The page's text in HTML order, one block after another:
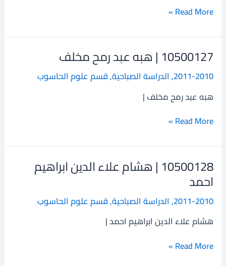
حسن
Read More »
10500127 | هبه عبد رمح مخلف
2011-2010
, الدراسة الصباحية,قسم علوم الحاسوب
هبه عبد رمح مخلف |
10500127
هبه
عبد
رمح
مخلف
Read More »
10500128 | هشام علاء الدين ابراهيم
احمد
2011-2010
, الدراسة الصباحية,قسم علوم الحاسوب
هشام علاء الدين ابراهيم احمد |
10500128
|
هشام
علاء
ابراهيم
Read More »